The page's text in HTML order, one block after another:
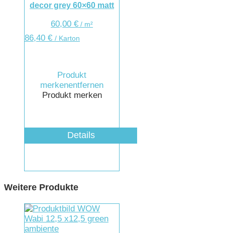
decor grey 60×60 matt
60,00€ / m²
86,40 € / Karton
Produkt
merkenentfernen
Produkt merken
Details
Weitere Produkte